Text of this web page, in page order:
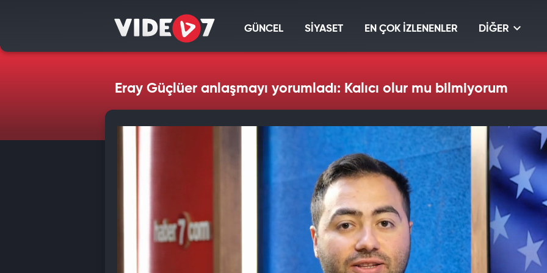
GÜNCEL SİYASET EN ÇOK İZLENENLER DİĞER
Eray Güçlüer anlaşmayı yorumladı: Kalıcı olur mu bilmiyorum